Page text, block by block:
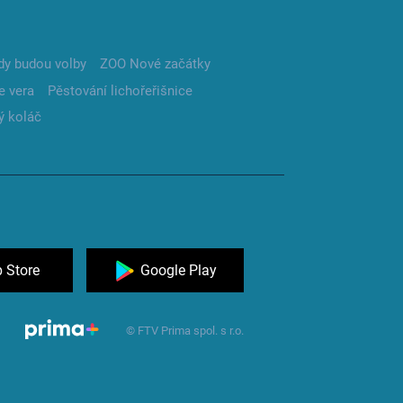
budou volby
ZOO Nové začátky
vera
Pěstování lichořeřišnice
koláč
Store Google Play
© FTV Prima spol. s r.o.